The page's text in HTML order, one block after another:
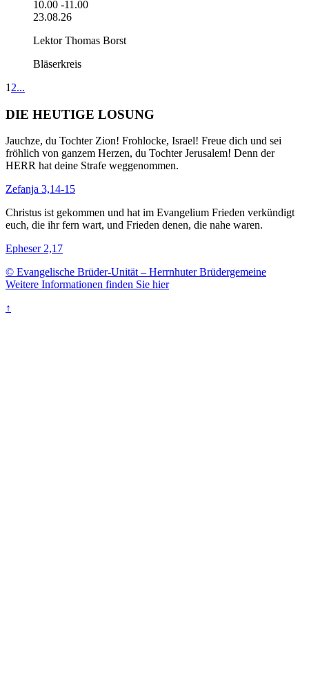
10.00 -11.00
23.08.26
Lektor Thomas Borst
Bläserkreis
1 2...
DIE HEUTIGE LOSUNG
Jauchze, du Tochter Zion! Frohlocke, Israel! Freue dich und sei
fröhlich von ganzem Herzen, du Tochter Jerusalem! Denn der
HERR hat deine Strafe weggenommen.
Zefanja 3,14-15
Christus ist gekommen und hat im Evangelium Frieden verkündigt
euch, die ihr fern wart, und Frieden denen, die nahe waren.
Epheser 2,17
© Evangelische Brüder-Unität – Herrnhuter Brüdergemeine
Weitere Informationen finden Sie hier
↑